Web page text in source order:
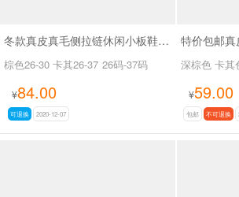
冬款真皮真毛侧拉链休闲小板鞋SA5953
棕色26-30 卡其26-37 26码-37码
¥84.00
可退换 2020-12-07
深棕色 卡其
¥59.00
包邮 不可退换